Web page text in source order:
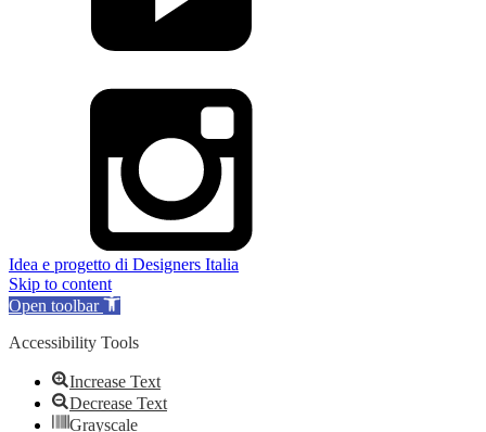
Idea e progetto di Designers Italia
Skip to content
Open toolbar
Accessibility Tools
Increase Text
Decrease Text
Grayscale